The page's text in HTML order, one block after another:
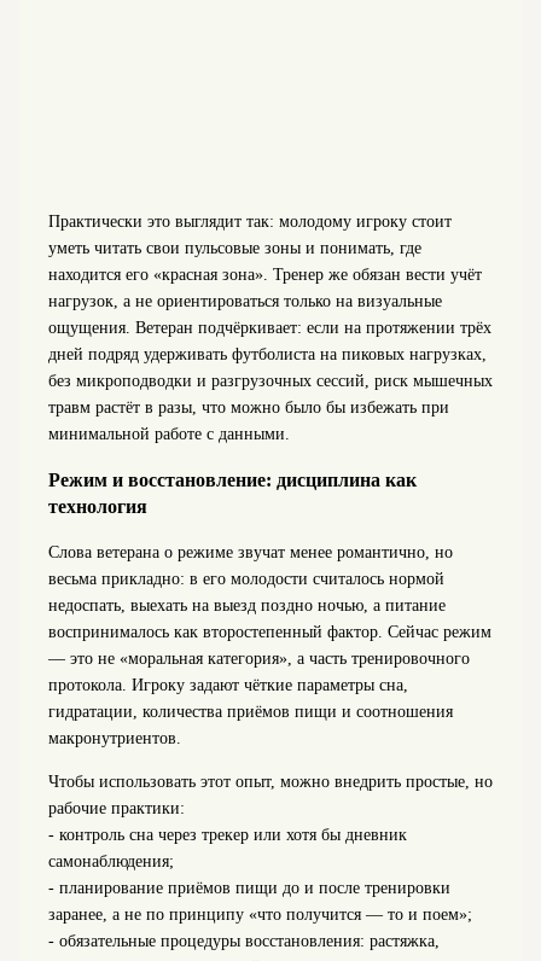
Практически это выглядит так: молодому игроку стоит
уметь читать свои пульсовые зоны и понимать, где
находится его «красная зона». Тренер же обязан вести учёт
нагрузок, а не ориентироваться только на визуальные
ощущения. Ветеран подчёркивает: если на протяжении трёх
дней подряд удерживать футболиста на пиковых нагрузках,
без микроподводки и разгрузочных сессий, риск мышечных
травм растёт в разы, что можно было бы избежать при
минимальной работе с данными.
Режим и восстановление: дисциплина как
технология
Слова ветерана о режиме звучат менее романтично, но
весьма прикладно: в его молодости считалось нормой
недоспать, выехать на выезд поздно ночью, а питание
воспринималось как второстепенный фактор. Сейчас режим
— это не «моральная категория», а часть тренировочного
протокола. Игроку задают чёткие параметры сна,
гидратации, количества приёмов пищи и соотношения
макронутриентов.
Чтобы использовать этот опыт, можно внедрить простые, но
рабочие практики:
- контроль сна через трекер или хотя бы дневник
самонаблюдения;
- планирование приёмов пищи до и после тренировки
заранее, а не по принципу «что получится — то и поем»;
- обязательные процедуры восстановления: растяжка,